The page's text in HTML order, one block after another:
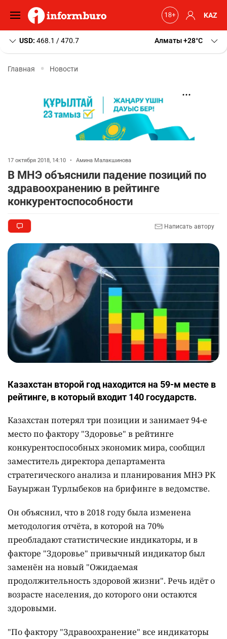
KAZ
USD: 468.1 / 470.7 Алматы+28 C
Главная Новости
17 октября 2018, 14:10 • Амина Малакшинова
В МНЭ объяснили падение позиций по
здравоохранению в рейтинге
конкурентоспособности
Написать автору
Казахстан второй год находится на 59-м месте в
рейтинге, в который входит 140 государств.
Казахстан потерял три позиции и занимает 94-е
место по фактору "Здоровье" в рейтинге
конкурентоспособных экономик мира, сообщил
заместитель директора департамента
стратегического анализа и планирования МНЭ РК
Бауыржан Турлыбеков на брифинге в ведомстве.
Он объяснил, что в 2018 году была изменена
методология отчёта, в которой на 70%
преобладают статистические индикаторы, и в
факторе "Здоровье" привычный индикатор был
заменён на новый "Ожидаемая
продолжительность здоровой жизни". Речь идёт о
возрасте населения, до которого они остаются
здоровыми.
"По фактору "Здравоохранение" все индикаторы